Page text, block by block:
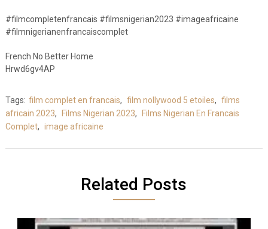
#filmcompletenfrancais #filmsnigerian2023 #imageafricaine
#filmnigerianenfrancaiscomplet
French No Better Home
Hrwd6gv4AP
Tags: film complet en francais, film nollywood 5 etoiles, films
africain 2023, Films Nigerian 2023,
Films Nigerian En Francais
Complet, image africaine
Related Posts